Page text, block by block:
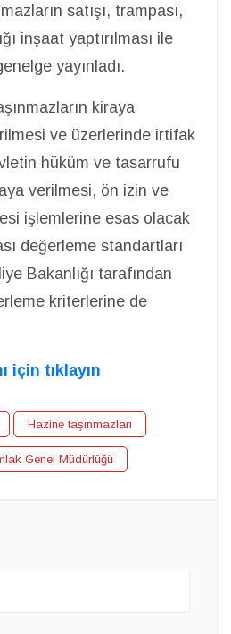
satışı, trampası,
inşaat yaptırılması ile
yayınladı.
kiraya
ve üzerlerinde irtifak
hüküm ve tasarrufu
verilmesi, ön izin ve
işlemlerine esas olacak
değerleme standartları
Bakanlığı tarafından
kriterlerine de
için tıklayın
Hazine taşınmazları
Genel Müdürlüğü